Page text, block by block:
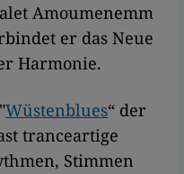
Amoumenemm
er das Neue
Harmonie.
Wüstenblues“ der
tranceartige
Stimmen